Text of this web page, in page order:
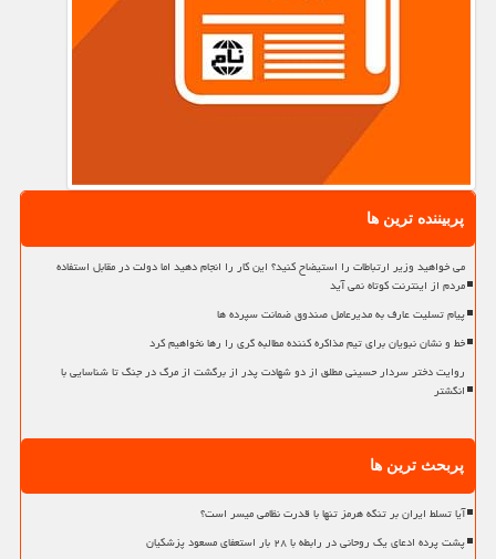
پربیننده ترین ها
می خواهید وزیر ارتباطات را استیضاح کنید؟ این کار را انجام دهید اما دولت در مقابل استفاده
مردم از اینترنت کوتاه نمی آید
پیام تسلیت عارف به مدیرعامل صندوق ضمانت سپرده ها
خط و نشان نبویان برای تیم مذاکره کننده مطالبه گری را رها نخواهیم کرد
روایت دختر سردار حسینی مطلق از دو شهادت پدر از برگشت از مرگ در جنگ تا شناسایی با
انگشتر
پربحث ترین ها
آیا تسلط ایران بر تنگه هرمز تنها با قدرت نظامی میسر است؟
پشت پرده ادعای یک روحانی در رابطه با ۲۸ بار استعفای مسعود پزشکیان